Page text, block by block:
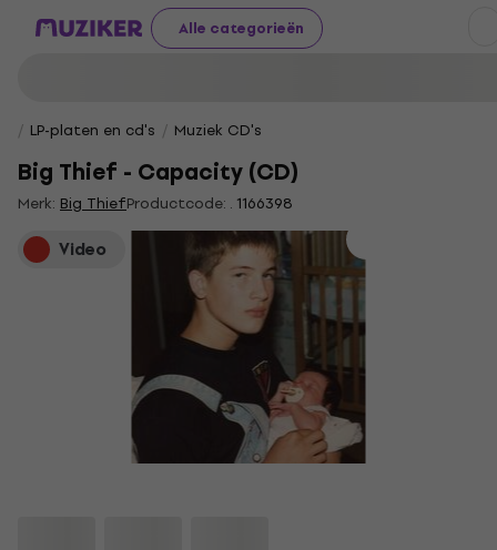
Alle categorieën
LP-platen en cd's Muziek CD's
Big Thief - Capacity (CD)
Merk: Big ThiefProductcode: . 1166398
Video